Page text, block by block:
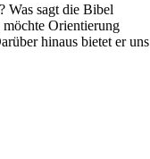
Was sagt die Bibel
Orientierung
hinaus bietet er uns